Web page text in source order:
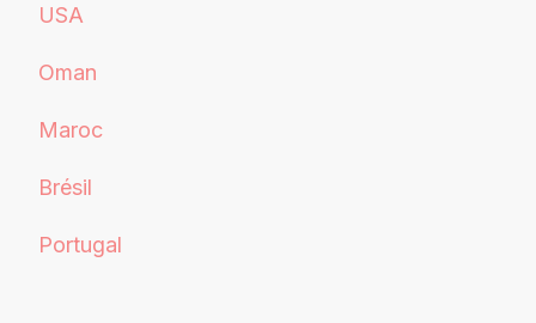
USA
Oman
Maroc
Brésil
Portugal